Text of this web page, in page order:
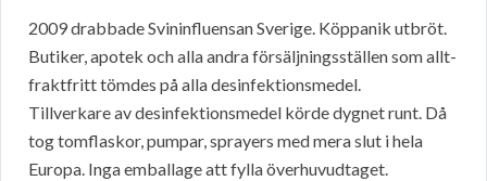
2009 drabbade Svininfluensan Sverige. Köppanik utbröt.
Butiker, apotek och alla andra försäljningsställen som allt-
fraktfritt tömdes på alla desinfektionsmedel.
Tillverkare av desinfektionsmedel körde dygnet runt. Då
tog tomflaskor, pumpar, sprayers med mera slut i hela
Europa. Inga emballage att fylla överhuvudtaget.